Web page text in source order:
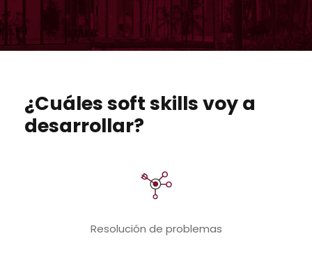
¿Cuáles soft skills voy a
desarrollar?
Resolución de problemas